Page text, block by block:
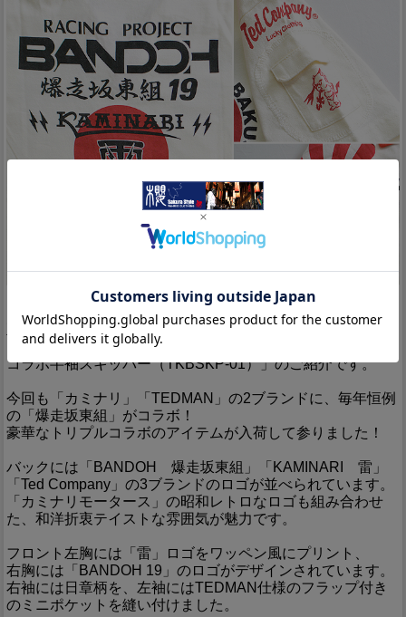
Detail
「JAPANESE BAD BOY」をコンセプトに掲げ、昭和の由緒
正しき不良文化にロックなスパイスを注入したブランド「カ
ミナリ」より、爆走坂東組×TEDMAN×カミナリ「トリプル
コラボ半袖スキッパー（TKBSKP-01）」のご紹介です。
今回も「カミナリ」「TEDMAN」の2ブランドに、毎年恒例
の「爆走坂東組」がコラボ！
豪華なトリプルコラボのアイテムが入荷して参りました！
バックには「BANDOH 爆走坂東組」「KAMINARI 雷」
「Ted Company」の3ブランドのロゴが並べられています。
「カミナリモータース」の昭和レトロなロゴも組み合わせ
た、和洋折衷テイストな雰囲気が魅力です。
フロント左胸には「雷」ロゴをワッペン風にプリント、
右胸には「BANDOH 19」のロゴがデザインされています。
右袖には日章柄を、左袖にはTEDMAN仕様のフラップ付き
のミニポケットを縫い付けました。